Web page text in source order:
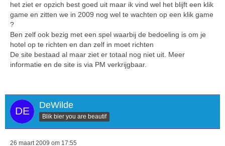
het ziet er opzich best goed uit maar ik vind wel het blijft een klik
game en zitten we in 2009 nog wel te wachten op een klik game
?
Ben zelf ook bezig met een spel waarbij de bedoeling is om je
hotel op te richten en dan zelf in moet richten
De site bestaad al maar ziet er totaal nog niet uit. Meer
informatie en de site is via PM verkrijgbaar.
DeWilde
Blik bier you are beautif
26 maart 2009 om 17:55